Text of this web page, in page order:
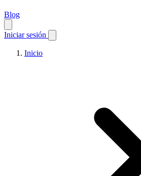
Blog
Iniciar sesión
Inicio